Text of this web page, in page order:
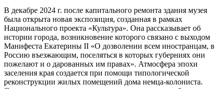
В декабре 2024 г. после капитального ремонта здания музея
была открыта новая экспозиция, созданная в рамках
Национального проекта «Культура». Она рассказывает об
истории города, возникновение которого связано с выходом
Манифеста Екатерины II «О дозволении всем иностранцам, в
Россию въезжающим, поселяться в которых губерниях они
пожелают и о дарованных им правах». Атмосфера эпохи
заселения края создается при помощи типологической
реконструкции жилых помещений дома немца-колониста.